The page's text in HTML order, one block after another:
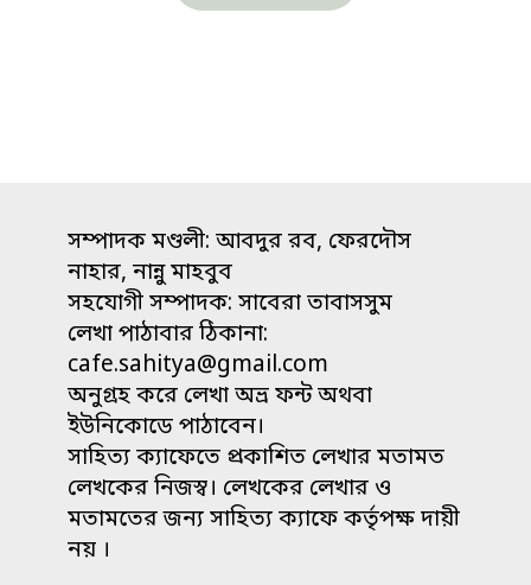
রেজা
সম্পাদক মণ্ডলী: আবদুর রব, ফেরদৌস
নাহার, নান্নু মাহবুব
সহযোগী সম্পাদক: সাবেরা তাবাসসুম
লেখা পাঠাবার ঠিকানা:
cafe.sahitya@gmail.com
অনুগ্রহ করে লেখা অভ্র ফন্ট অথবা
ইউনিকোডে পাঠাবেন।
সাহিত্য ক্যাফেতে প্রকাশিত লেখার মতামত
লেখকের নিজস্ব। লেখকের লেখার ও
মতামতের জন্য সাহিত্য ক্যাফে কর্তৃপক্ষ দায়ী
নয় ।